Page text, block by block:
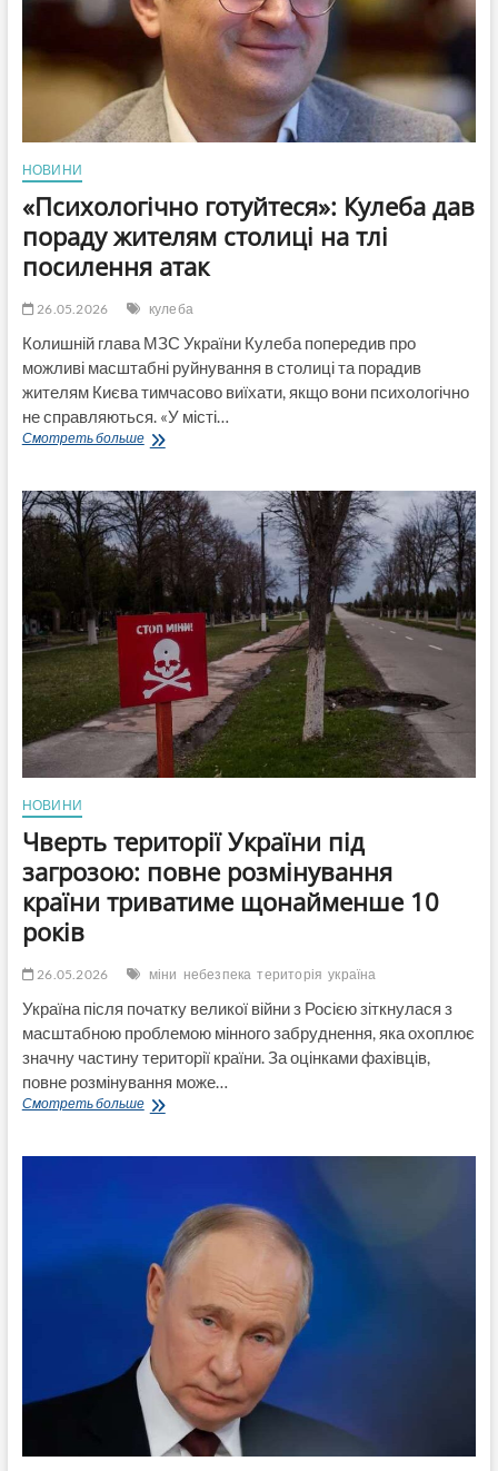
НОВИНИ
«Психологічно готуйтеся»: Кулеба дав
пораду жителям столиці на тлі
посилення атак
26.05.2026 кулеба
Колишній глава МЗС України Кулеба попередив про
можливі масштабні руйнування в столиці та порадив
жителям Києва тимчасово виїхати, якщо вони психологічно
не справляються. «У місті…
Смотреть больше«Психологічно
дав
пораду
жителям
столиці
на
тлі
посилення
атак
НОВИНИ
Чверть території України під
загрозою: повне розмінування
країни триватиме щонайменше 10
років
26.05.2026 міни небезпека територія україна
Україна після початку великої війни з Росією зіткнулася з
масштабною проблемою мінного забруднення, яка охоплює
значну частину території країни. За оцінками фахівців,
повне розмінування може…
Смотреть большеЧверть
розмінування
країни
триватиме
щонайменше
10
років